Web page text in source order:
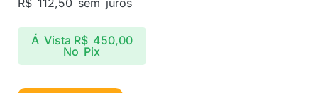
Á Vista R$450,00
No Pix